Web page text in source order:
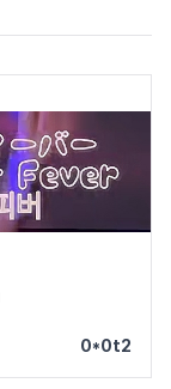
0*0t2